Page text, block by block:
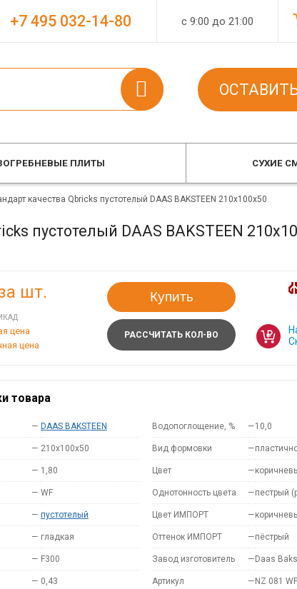
с 9:00 до 21:00
+7 495 032-14-80
ПЛИТЫ СУХИЕ
качества Qbricks пустотелый DAAS BAKSTEEN 210x100x50
пустотелый DAAS BAKSTEEN
шт.
цена
цена
Купить
РАССЧИТАТЬ КОЛ-ВО
товара
— DAAS BAKSTEEN
— 210x100x50
— 1,80
— WF
— пустотелый
— гладкая
— F300
— 0,43
Водопоглощение, % —10,0
Вид формовки —
Цвет —
Однотонность цвета —пестрый
Цвет ИМПОРТ —
Оттенок ИМПОРТ —пёстрый
Завод изготовитель — Daas
Артикул — NZ 081 WF